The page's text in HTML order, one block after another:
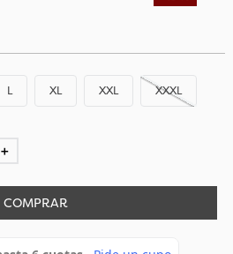
L XL XXL XXXL
＋
COMPRAR